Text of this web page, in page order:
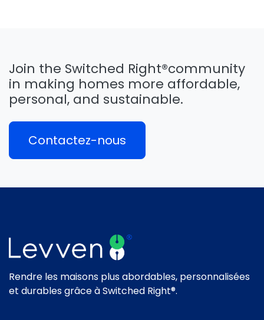
Join the Switched Right®community
in making homes more affordable,
personal, and sustainable.
Contactez-nous
Rendre les maisons plus abordables, personnalisées
et durables grâce à Switched Right®.